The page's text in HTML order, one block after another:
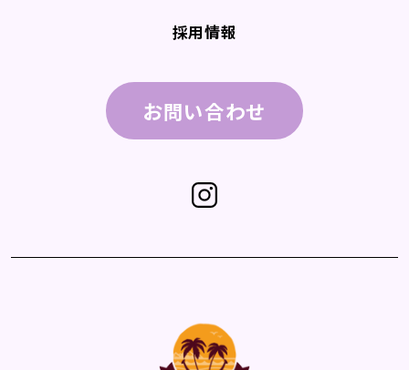
採用情報
お問い合わせ